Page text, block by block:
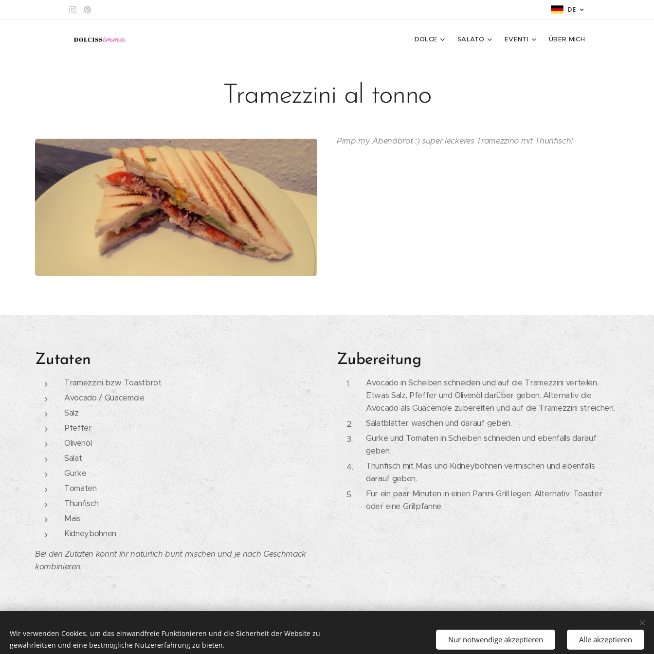
DE
DOLCE SALATO EVENTI ÜBER MICH
Tramezzini al tonno
Pimp my Abendbrot :) super leckeres Tramezzino mit Thunfisch!
Zutaten
Tramezzini bzw. Toastbrot
Avocado / Guacemole
Salz
Pfeffer
Olivenöl
Salat
Gurke
Tomaten
Thunfisch
Mais
Kidneybohnen
Bei den Zutaten könnt ihr natürlich bunt mischen und je nach Geschmack
kombinieren.
Zubereitung
Avocado in Scheiben schneiden und auf die Tramezzini verteilen.
Etwas Salz, Pfeffer und Olivenöl darüber geben. Alternativ die
Avocado als Guacemole zubereiten und auf die Tramezzini streichen.
Salatblätter waschen und darauf geben.
Gurke und Tomaten in Scheiben schneiden und ebenfalls darauf
geben.
Thunfisch mit Mais und Kidneybohnen vermischen und ebenfalls
darauf geben.
Für ein paar Minuten in einen Panini-Grill legen. Alternativ: Toaster
oder eine Grillpfanne.
© 2026 DOLCISSIMMA | Alle Rechte vorbehalten.
IMPRESSUM
Cookies
Sprachen
Deutsch
Italiano
Wir verwenden Cookies, um das einwandfreie Funktionieren und die Sicherheit der Website zu
gewährleitsen und eine bestmögliche Nutzererfahrung zu bieten.
Nur notwendige akzeptieren Alle akzeptieren